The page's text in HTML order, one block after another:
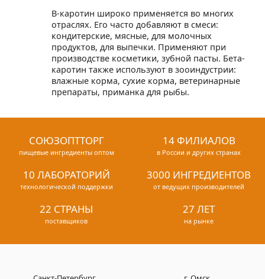
B-каротин широко применяется во многих
отраслях. Его часто добавляют в смеси:
кондитерские, мясные, для молочных
продуктов, для выпечки. Применяют при
производстве косметики, зубной пасты. Бета-
каротин также используют в зооиндустрии:
влажные корма, сухие корма, ветеринарные
препараты, приманка для рыбы.
СОЮЗОПТТОРГ
пищевые ингредиенты оптом
14 ФИЛИАЛОВ
в России и других странах
10 ЛАБОРАТОРИЙ
технологической поддержки
3000 ИНГРЕДИЕНТОВ
от ведущих производителей
22 СТРАНЫ
поставщиков
27 ЛЕТ
на рынке